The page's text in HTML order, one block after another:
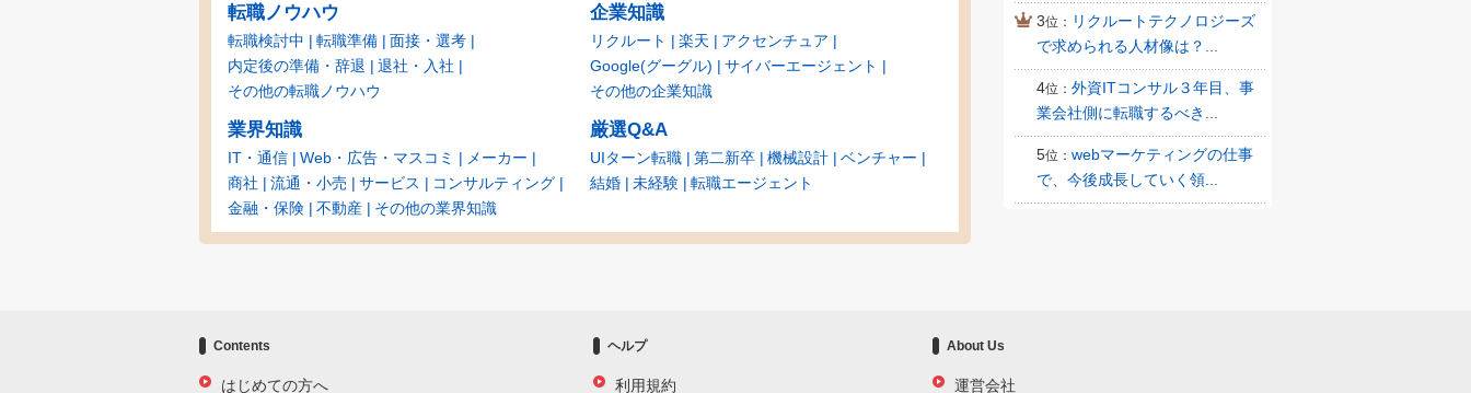
転職ノウハウ
転職検討中 転職準備
面接・選考
内定後の準備・辞退
退社・入社
その他の転職ノウハウ
企業知識
リクルート 楽天
アクセンチュア
Google(グーグル)
サイバーエージェント
その他の企業知識
業界知識
IT・通信 Web・広告・マスコミ
メーカー
商社
流通・小売 サービス
コンサルティング
金融・保険
不動産 その他の業界知識
厳選Q&A
UIターン転職 第二新卒 機械設計
ベンチャー
結婚
未経験 転職エージェント
3位： リクルートテクノロジーズ
で求められる人材像は？...
4位： 外資ITコンサル３年目、事
業会社側に転職するべき...
5位： webマーケティングの仕事
で、今後成長していく領...
Contents
はじめての方へ
ヘルプ
利用規約
About Us
運営会社